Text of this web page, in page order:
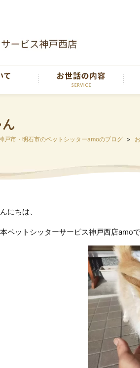
戸市・明石市のペットシッターamoのブログ
にちは、
ペットシッターサービス神戸西店amoで